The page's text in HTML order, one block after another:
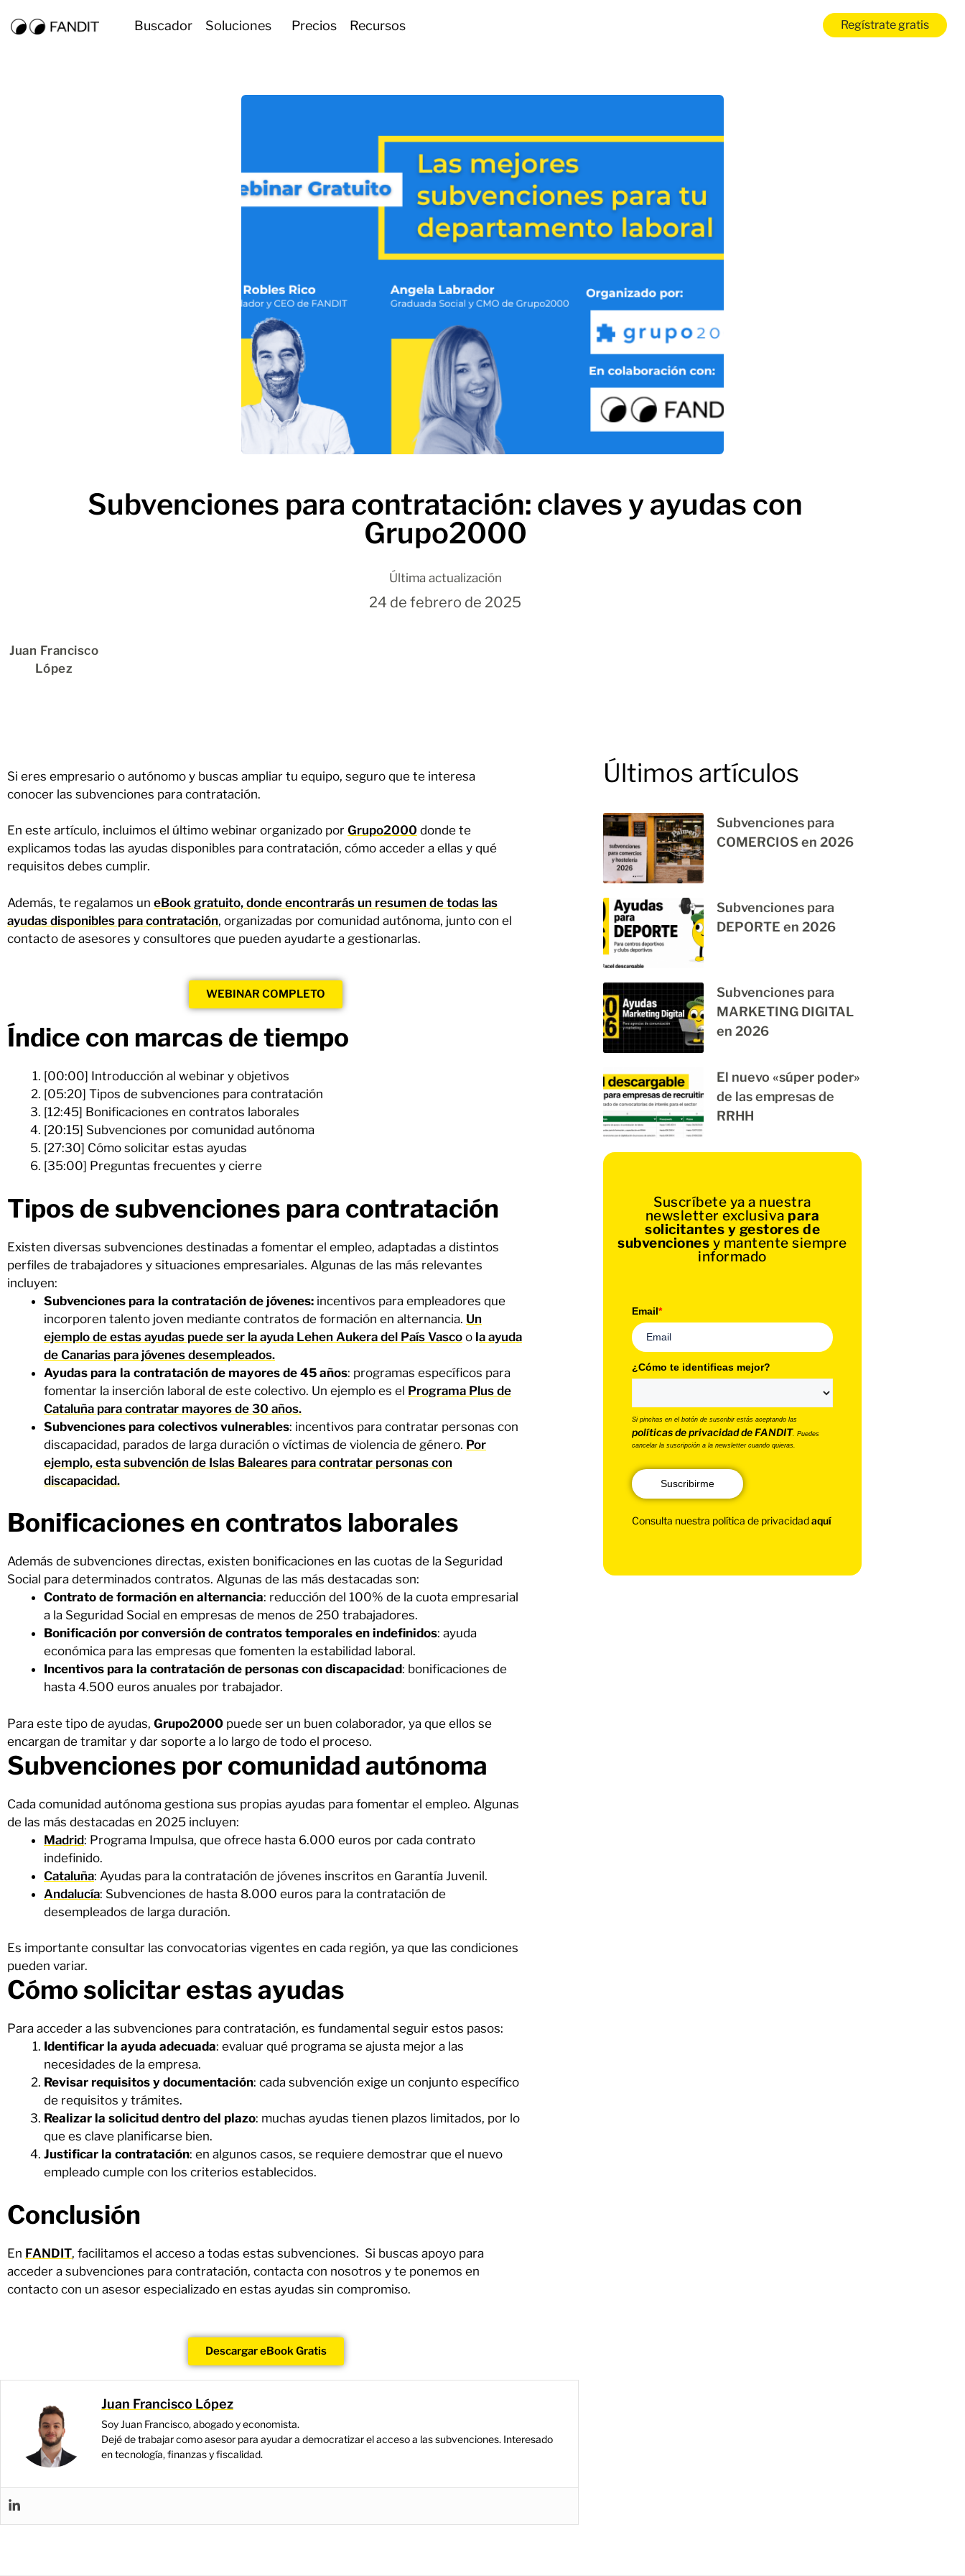
Buscador Soluciones Precios Recursos Regístrate gratis
Subvenciones para contratación: claves y ayudas con
Grupo2000
Última actualización
24 de febrero de 2025
Juan Francisco
López
Si eres empresario o autónomo y buscas ampliar tu equipo, seguro que te interesa
conocer las subvenciones para contratación.
En este artículo, incluimos el último webinar organizado por Grupo2000 donde te
explicamos todas las ayudas disponibles para contratación, cómo acceder a ellas y qué
requisitos debes cumplir.
Además, te regalamos un eBook gratuito, donde encontrarás un resumen de todas las
ayudas disponibles para contratación, organizadas por comunidad autónoma, junto con el
contacto de asesores y consultores que pueden ayudarte a gestionarlas.
WEBINAR COMPLETO
Índice con marcas de tiempo
[00:00] Introducción al webinar y objetivos
[05:20] Tipos de subvenciones para contratación
[12:45] Bonificaciones en contratos laborales
[20:15] Subvenciones por comunidad autónoma
[27:30] Cómo solicitar estas ayudas
[35:00] Preguntas frecuentes y cierre
Tipos de subvenciones para contratación
Existen diversas subvenciones destinadas a fomentar el empleo, adaptadas a distintos
perfiles de trabajadores y situaciones empresariales. Algunas de las más relevantes
incluyen:
Subvenciones para la contratación de jóvenes: incentivos para empleadores que
incorporen talento joven mediante contratos de formación en alternancia. Un
ejemplo de estas ayudas puede ser la ayuda Lehen Aukera del País Vasco o la ayuda
de Canarias para jóvenes desempleados.
Ayudas para la contratación de mayores de 45 años: programas específicos para
fomentar la inserción laboral de este colectivo. Un ejemplo es el Programa Plus de
Cataluña para contratar mayores de 30 años.
Subvenciones para colectivos vulnerables: incentivos para contratar personas con
discapacidad, parados de larga duración o víctimas de violencia de género. Por
ejemplo, esta subvención de Islas Baleares para contratar personas con
discapacidad.
Bonificaciones en contratos laborales
Además de subvenciones directas, existen bonificaciones en las cuotas de la Seguridad
Social para determinados contratos. Algunas de las más destacadas son:
Contrato de formación en alternancia: reducción del 100% de la cuota empresarial
a la Seguridad Social en empresas de menos de 250 trabajadores.
Bonificación por conversión de contratos temporales en indefinidos: ayuda
económica para las empresas que fomenten la estabilidad laboral.
Incentivos para la contratación de personas con discapacidad: bonificaciones de
hasta 4.500 euros anuales por trabajador.
Para este tipo de ayudas, Grupo2000 puede ser un buen colaborador, ya que ellos se
encargan de tramitar y dar soporte a lo largo de todo el proceso.
Subvenciones por comunidad autónoma
Cada comunidad autónoma gestiona sus propias ayudas para fomentar el empleo. Algunas
de las más destacadas en 2025 incluyen:
Madrid: Programa Impulsa, que ofrece hasta 6.000 euros por cada contrato
indefinido.
Cataluña: Ayudas para la contratación de jóvenes inscritos en Garantía Juvenil.
Andalucía: Subvenciones de hasta 8.000 euros para la contratación de
desempleados de larga duración.
Es importante consultar las convocatorias vigentes en cada región, ya que las condiciones
pueden variar.
Cómo solicitar estas ayudas
Para acceder a las subvenciones para contratación, es fundamental seguir estos pasos:
Identificar la ayuda adecuada: evaluar qué programa se ajusta mejor a las
necesidades de la empresa.
Revisar requisitos y documentación: cada subvención exige un conjunto específico
de requisitos y trámites.
Realizar la solicitud dentro del plazo: muchas ayudas tienen plazos limitados, por lo
que es clave planificarse bien.
Justificar la contratación: en algunos casos, se requiere demostrar que el nuevo
empleado cumple con los criterios establecidos.
Conclusión
En FANDIT, facilitamos el acceso a todas estas subvenciones. Si buscas apoyo para
acceder a subvenciones para contratación, contacta con nosotros y te ponemos en
contacto con un asesor especializado en estas ayudas sin compromiso.
Descargar eBook Gratis
Juan Francisco López
Soy Juan Francisco, abogado y economista.
Dejé de trabajar como asesor para ayudar a democratizar el acceso a las subvenciones. Interesado
en tecnología, finanzas y fiscalidad.
Últimos artículos
Subvenciones para
COMERCIOS en 2026
Subvenciones para
DEPORTE en 2026
Subvenciones para
MARKETING DIGITAL
en 2026
El nuevo «súper poder»
de las empresas de
RRHH
Suscríbete ya a nuestra
newsletter exclusiva para
solicitantes y gestores de
subvenciones y mantente siempre
informado
Email*
¿Cómo te identificas mejor?
Si pinchas en el botón de suscribir estás aceptando las
políticas de privacidad de FANDIT . Puedes
cancelar la suscripción a la newsletter cuando quieras.
Suscribirme
Consulta nuestra política de privacidadaquí